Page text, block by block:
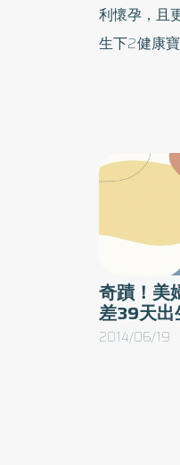
工生殖醫學
Embryo
凡低於37
兒和低體重
日(World
國家都會舉
提醒大家
期追蹤早產
勇士健康長
1例是早產
利懷孕，且
生下2健康
易，所以
經過誘導排
入兩個子
準將胚胎植
壓的併發
奇蹟！
差39天
2014/06/19